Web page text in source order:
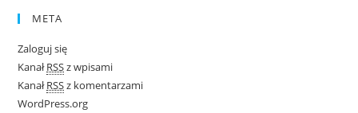
META
Zaloguj się
KanałRSSz wpisami
KanałRSSz komentarzami
WordPress.org